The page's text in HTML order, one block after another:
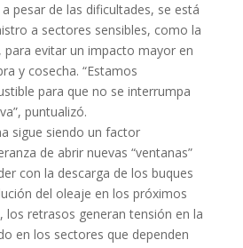
pesar de las dificultades, se está
a sectores sensibles, como la
para evitar un impacto mayor en
y cosecha. “Estamos
para que no se interrumpa
puntualizó.
sigue siendo un factor
de abrir nuevas “ventanas”
con la descarga de los buques
del oleaje en los próximos
los retrasos generan tensión en la
en los sectores que dependen